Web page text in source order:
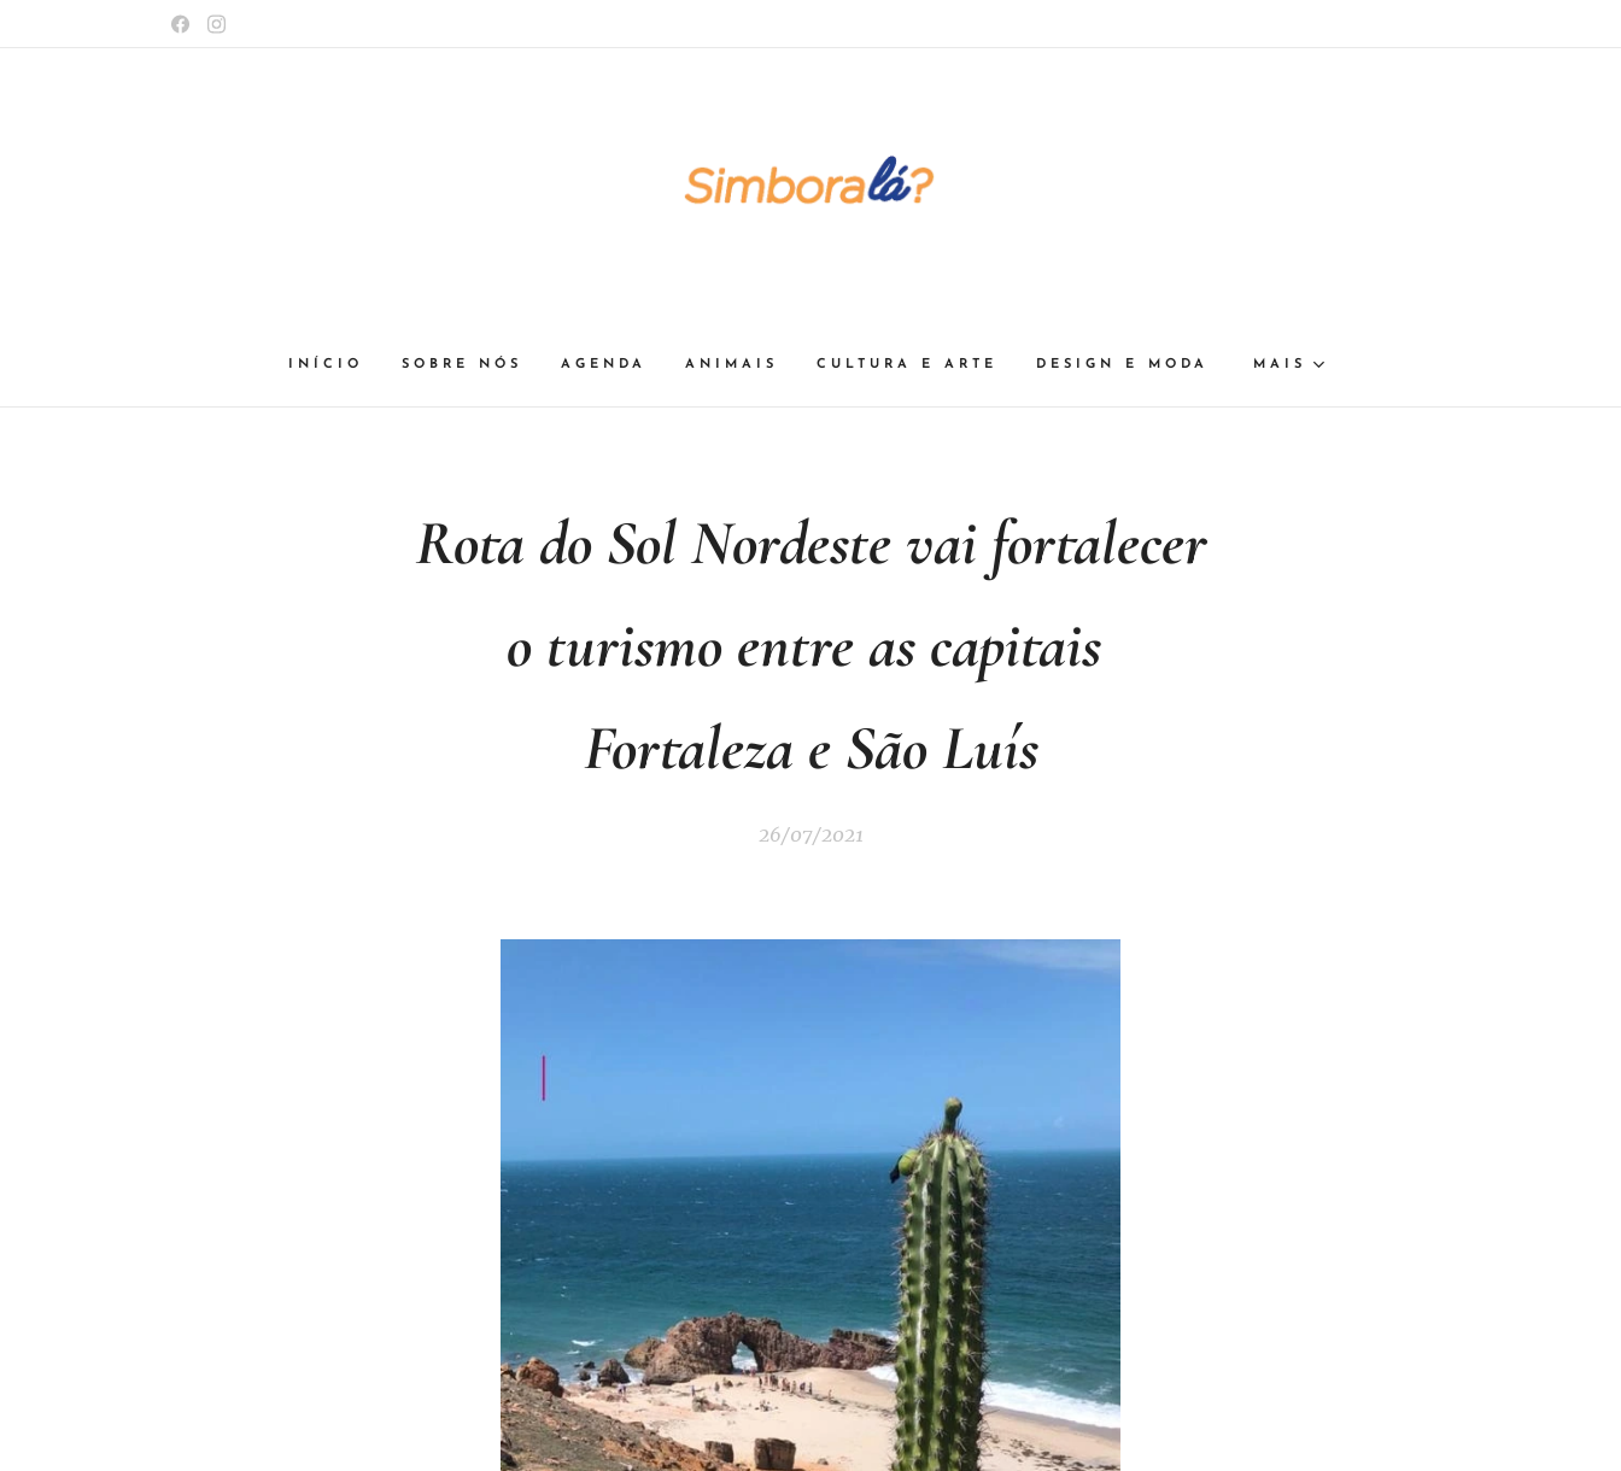
INÍCIO SOBRE NÓS AGENDA ANIMAIS CULTURA E ARTE DESIGN E MODA MAIS
Rota do Sol Nordeste vai fortalecer
o turismo entre as capitais
Fortaleza e São Luís
26/07/2021